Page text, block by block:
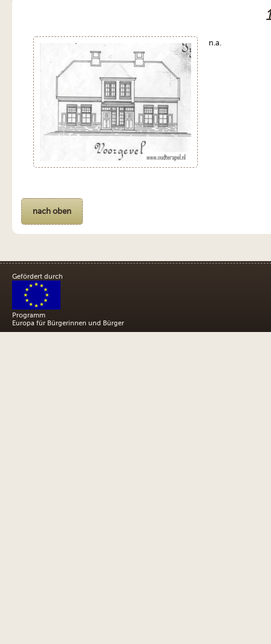
n.a.
nach oben
Gefördert durch
Programm
Europa für Bürgerinnen und Bürger